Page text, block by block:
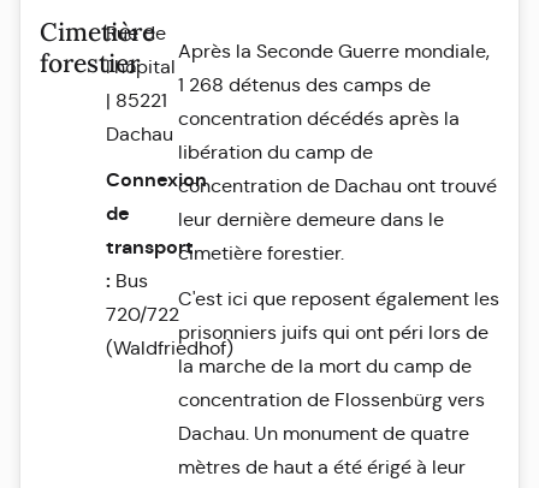
Cimetière
forestier
Rue de
l'hôpital
| 85221
Dachau
Connexion
de
transport
: Bus
720/722
(Waldfriedhof)
Après la Seconde Guerre mondiale,
1 268 détenus des camps de
concentration décédés après la
libération du camp de
concentration de Dachau ont trouvé
leur dernière demeure dans le
cimetière forestier.
C'est ici que reposent également les
prisonniers juifs qui ont péri lors de
la marche de la mort du camp de
concentration de Flossenbürg vers
Dachau. Un monument de quatre
mètres de haut a été érigé à leur